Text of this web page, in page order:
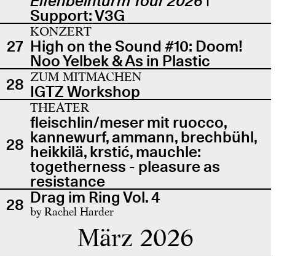
Support: V3G
27
KONZERT
High on the Sound #10: Doom!
Noo Yelbek & As in Plastic
28 ZUM MITMACHEN
IGTZ Workshop
28
THEATER
fleischlin/meser mit ruocco,
kannewurf, ammann, brechbühl,
heikkilä, krstić, mauchle:
togetherness - pleasure as
resistance
28 Drag im Ring Vol. 4
by Rachel Harder
März 2026